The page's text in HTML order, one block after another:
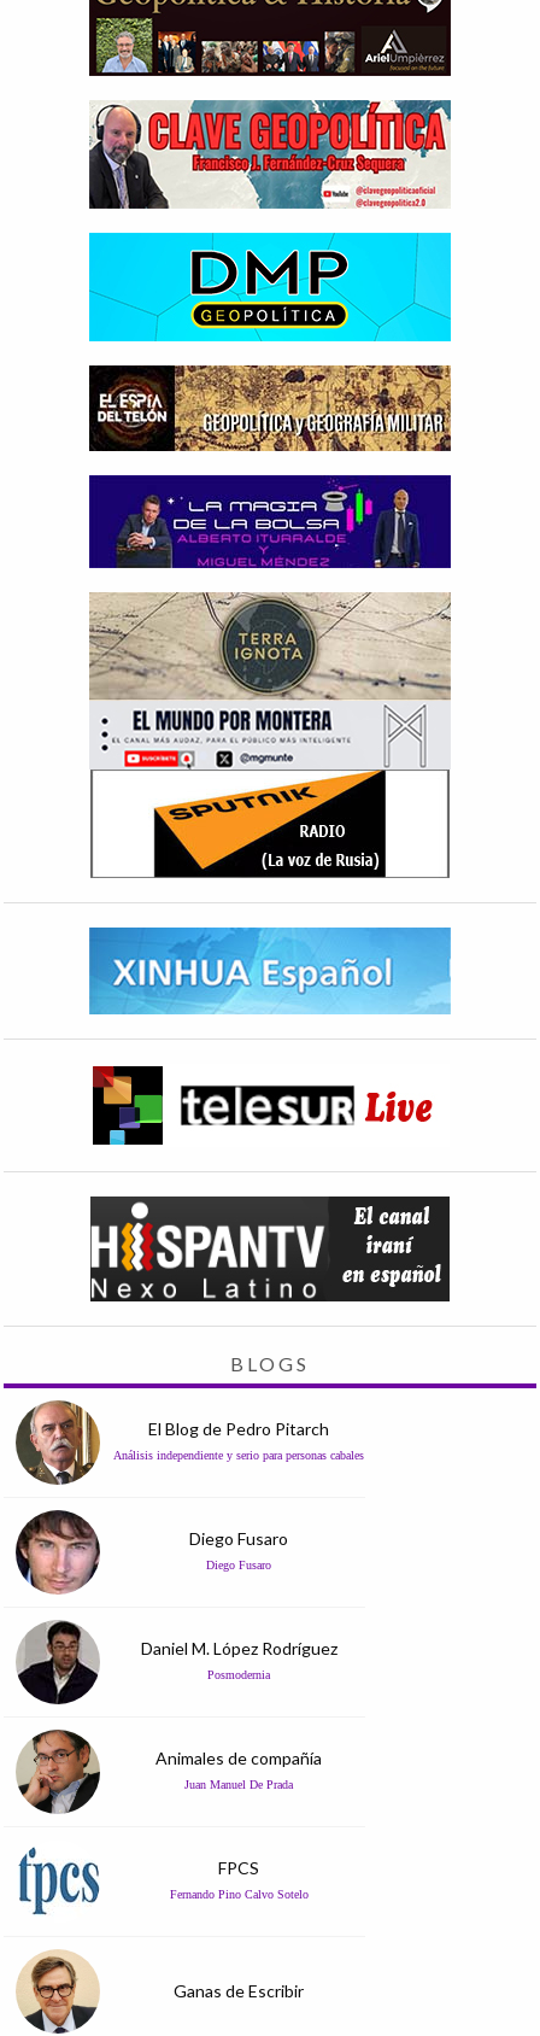
BLOGS
El Blog de Pedro Pitarch
Análisis independiente y serio para personas cabales
Diego Fusaro
Diego Fusaro
Daniel M. López Rodríguez
Posmodernia
Animales de compañía
Juan Manuel De Prada
FPCS
Fernando Pino Calvo Sotelo
Ganas de Escribir